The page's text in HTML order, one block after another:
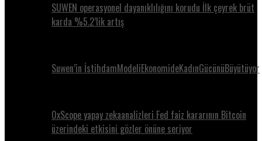
SUWEN operasyonel dayanıklılığını korudu İlk çeyrek brüt
karda %5.2’lik artış
Suwen’in İstihdamModeliEkonomideKadınGücünüBüyütüyor
0xScope yapay zekaanalizleri Fed faiz kararının Bitcoin
üzerindeki etkisini gözler önüne seriyor